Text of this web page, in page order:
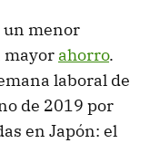
un menor
mayor ahorro.
laboral de
de 2019 por
en Japón: el